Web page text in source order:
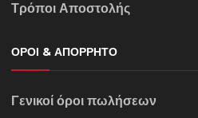
Τρόποι Αποστολής
ΌΡΟΙ & ΑΠΌΡΡΗΤΟ
Γενικοί όροι πωλήσεων